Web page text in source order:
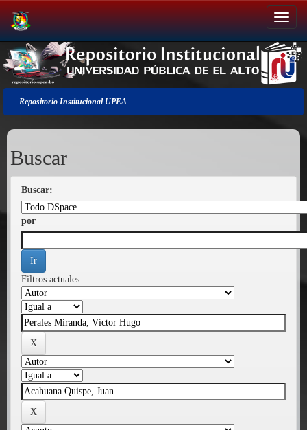
Salir
de
la
navegación
Repositorio Institucional UPEA
Buscar
Buscar:
por
Filtros actuales: